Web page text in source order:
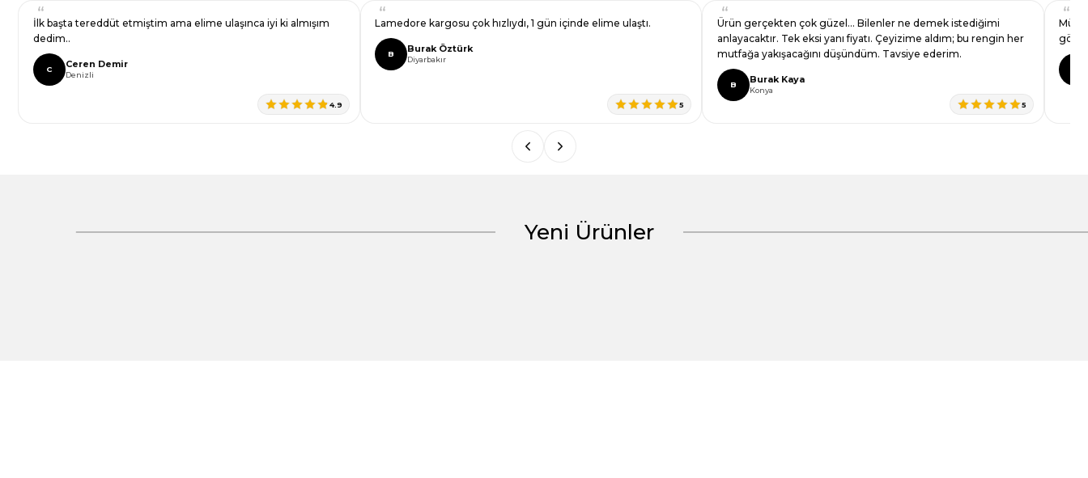
İlk başta tereddüt etmiştim ama elime ulaşınca iyi ki almışım
dedim..
C Ceren Demir
Denizli
4.9
Lamedore kargosu çok hızlıydı, 1 gün içinde elime ulaştı.
B Burak Öztürk
Diyarbakır
5
Ürün gerçekten çok güzel… Bilenler ne demek istediğimi
anlayacaktır. Tek eksi yanı fiyatı. Çeyizime aldım; bu rengin her
mutfağa yakışacağını düşündüm. Tavsiye ederim.
B Burak Kaya
Konya
5
Yeni Ürünler